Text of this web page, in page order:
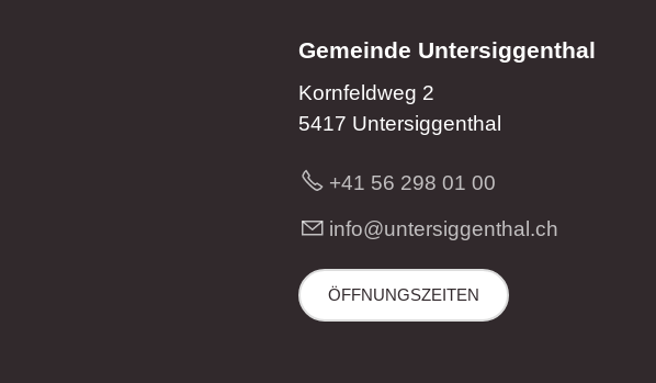
Gemeinde Untersiggenthal
Kornfeldweg 2
5417 Untersiggenthal
+41 56 298 01 00
nf nt rs gg nth ch
ÖFFNUNGSZEITEN